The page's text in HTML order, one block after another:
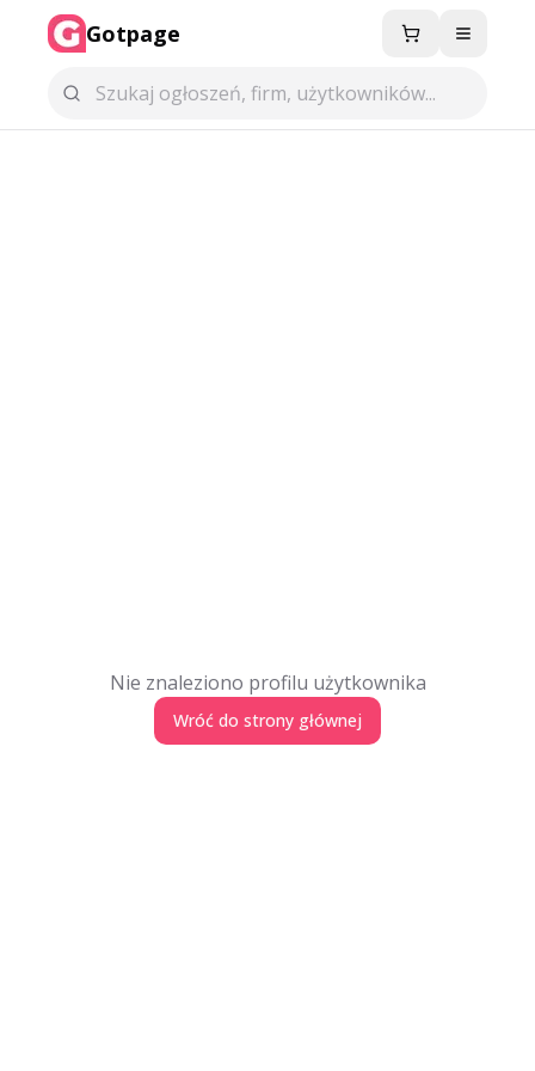
Gotpage Menu
Nie znaleziono profilu użytkownika
Wróć do strony głównej